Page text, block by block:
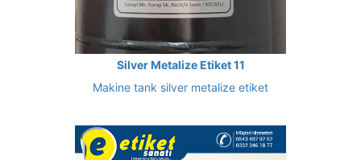
Silver Metalize Etiket 11
Makine tank silver metalize etiket